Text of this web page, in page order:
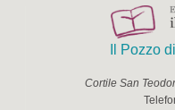
Il Pozzo
Cortile San